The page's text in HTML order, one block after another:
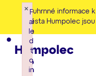
Souhrnné informace
města Humpolec
F
ai
le
d
t
o
in
× F
ai
le
d
t
o
in
× F
ai
le
d
t
o
in
×